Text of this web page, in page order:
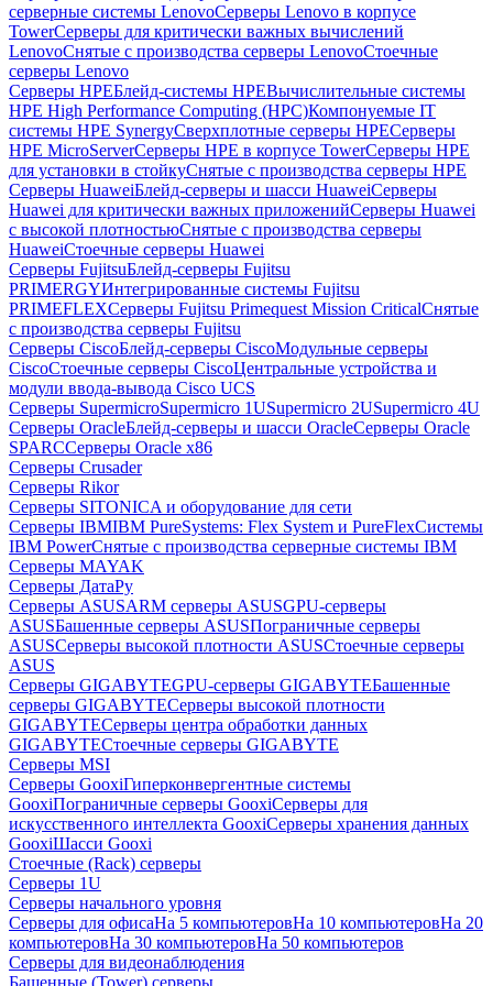
серверные системы LenovoСерверы Lenovo в корпусе
TowerСерверы для критически важных вычислений
LenovoСнятые с производства серверы LenovoСтоечные
серверы Lenovo
Серверы HPEБлейд-системы HPEВычислительные системы
HPE High Performance Computing (HPC)Компонуемые IT
системы HPE SynergyСверхплотные серверы HPEСерверы
HPE MicroServerСерверы HPE в корпусе TowerСерверы HPE
для установки в стойкуСнятые с производства серверы HPE
Серверы HuaweiБлейд-серверы и шасси HuaweiСерверы
Huawei для критически важных приложенийСерверы Huawei
с высокой плотностьюСнятые с производства серверы
HuaweiСтоечные серверы Huawei
Серверы FujitsuБлейд-серверы Fujitsu
PRIMERGYИнтегрированные системы Fujitsu
PRIMEFLEXСерверы Fujitsu Primequest Mission CriticalСнятые
с производства серверы Fujitsu
Серверы CiscoБлейд-серверы CiscoМодульные серверы
CiscoСтоечные серверы CiscoЦентральные устройства и
модули ввода-вывода Cisco UCS
Серверы SupermicroSupermicro 1USupermicro 2USupermicro 4U
Серверы OracleБлейд-серверы и шасси OracleСерверы Oracle
SPARCСерверы Oracle x86
Серверы Crusader
Серверы Rikor
Серверы SITONICA и оборудование для сети
Серверы IBMIBM PureSystems: Flex System и PureFlexСистемы
IBM PowerСнятые с производства серверные системы IBM
Серверы MAYAK
Серверы ДатаРу
Серверы ASUSARM серверы ASUSGPU-серверы
ASUSБашенные серверы ASUSПограничные серверы
ASUSСерверы высокой плотности ASUSСтоечные серверы
ASUS
Серверы GIGABYTEGPU-серверы GIGABYTEБашенные
серверы GIGABYTEСерверы высокой плотности
GIGABYTEСерверы центра обработки данных
GIGABYTEСтоечные серверы GIGABYTE
Серверы MSI
Серверы GooxiГиперконвергентные системы
GooxiПограничные серверы GooxiСерверы для
искусственного интеллекта GooxiСерверы хранения данных
GooxiШасси Gooxi
Стоечные (Rack) серверы
Серверы 1U
Серверы начального уровня
Серверы для офисаНа 5 компьютеровНа 10 компьютеровНа 20
компьютеровНа 30 компьютеровНа 50 компьютеров
Серверы для видеонаблюдения
Башенные (Tower) серверы